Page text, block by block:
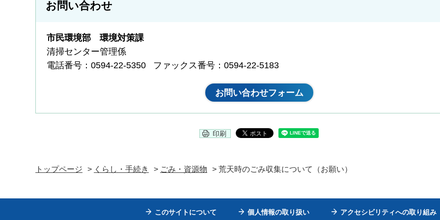
お問い合わせ
市民環境部 環境対策課
清掃センター管理係
電話番号：0594-22-5350
ファックス番号：0594-22-5183
印刷
トップページ > くらし・手続き > ごみ・資源物 > 荒天時のごみ収集について（お願い）
このサイトについて 個人情報の取り扱い アクセシビリティへの取り組み